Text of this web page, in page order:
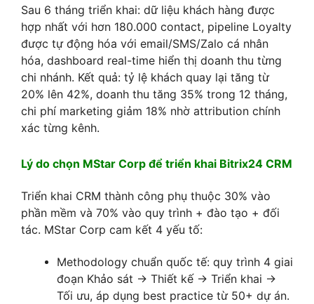
Sau 6 tháng triển khai: dữ liệu khách hàng được
hợp nhất với hơn 180.000 contact, pipeline Loyalty
được tự động hóa với email/SMS/Zalo cá nhân
hóa, dashboard real-time hiển thị doanh thu từng
chi nhánh. Kết quả: tỷ lệ khách quay lại tăng từ
20% lên 42%, doanh thu tăng 35% trong 12 tháng,
chi phí marketing giảm 18% nhờ attribution chính
xác từng kênh.
Lý do chọn MStar Corp để triển khai Bitrix24 CRM
Triển khai CRM thành công phụ thuộc 30% vào
phần mềm và 70% vào quy trình + đào tạo + đối
tác. MStar Corp cam kết 4 yếu tố:
Methodology chuẩn quốc tế: quy trình 4 giai
đoạn Khảo sát → Thiết kế → Triển khai →
Tối ưu, áp dụng best practice từ 50+ dự án.